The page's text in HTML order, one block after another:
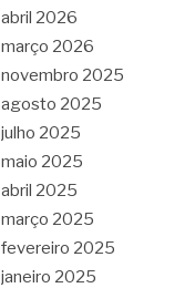
abril 2026
março 2026
novembro 2025
agosto 2025
julho 2025
maio 2025
abril 2025
março 2025
fevereiro 2025
janeiro 2025